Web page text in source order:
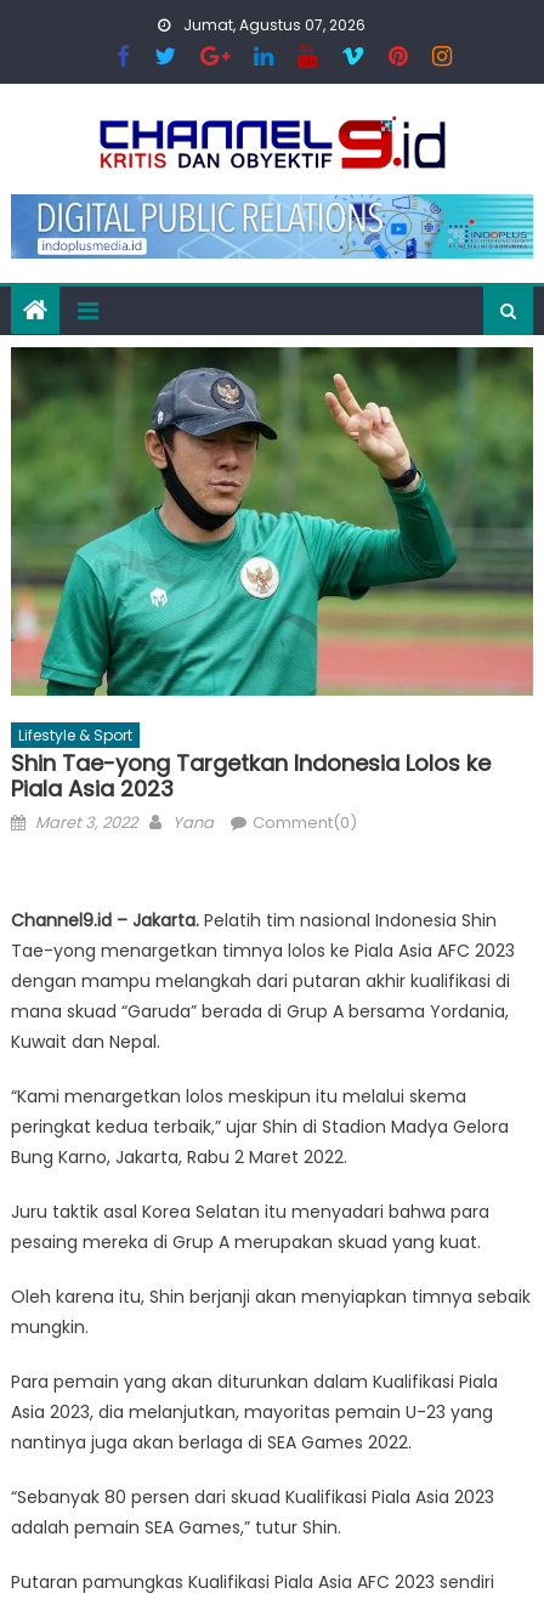
Jumat, Agustus 07, 2026
Lifestyle & Sport
Shin Tae-yong Targetkan Indonesia Lolos ke
Piala Asia 2023
Posted
Maret 3, 2022 Author
Yana Comment(0)
Channel9.id – Jakarta. Pelatih tim nasional Indonesia Shin
Tae-yong menargetkan timnya lolos ke Piala Asia AFC 2023
dengan mampu melangkah dari putaran akhir kualifikasi di
mana skuad “Garuda” berada di Grup A bersama Yordania,
Kuwait dan Nepal.
“Kami menargetkan lolos meskipun itu melalui skema
peringkat kedua terbaik,” ujar Shin di Stadion Madya Gelora
Bung Karno, Jakarta, Rabu 2 Maret 2022.
Juru taktik asal Korea Selatan itu menyadari bahwa para
pesaing mereka di Grup A merupakan skuad yang kuat.
Oleh karena itu, Shin berjanji akan menyiapkan timnya sebaik
mungkin.
Para pemain yang akan diturunkan dalam Kualifikasi Piala
Asia 2023, dia melanjutkan, mayoritas pemain U-23 yang
nantinya juga akan berlaga di SEA Games 2022.
“Sebanyak 80 persen dari skuad Kualifikasi Piala Asia 2023
adalah pemain SEA Games,” tutur Shin.
Putaran pamungkas Kualifikasi Piala Asia AFC 2023 sendiri